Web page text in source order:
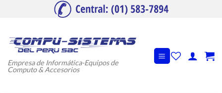
Empresa de Informática-Equipos de
Computo & Accesorios